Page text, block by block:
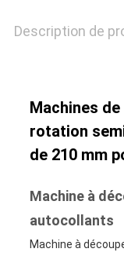
LES
AFFAIRES
PLAN
Description de
Machines
rotation
de 210 mm
Machine à
autocollants
Machine à